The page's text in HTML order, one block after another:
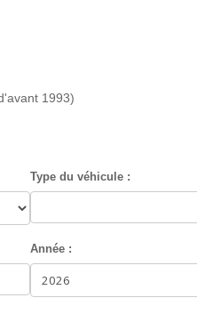
1993)
Type du véhicule :
Année :